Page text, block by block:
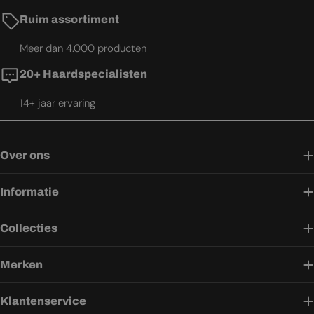
Ruim assortiment
Meer dan 4.000 producten
20+ Haardspecialisten
14+ jaar ervaring
Over ons
Informatie
Collecties
Merken
Klantenservice